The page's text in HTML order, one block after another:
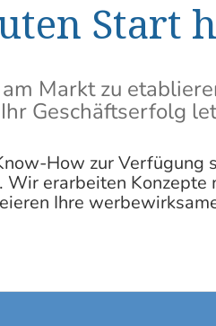
Start
Markt zu
Geschäftserfolg
How zur Verfügung
erarbeiten Konzepte
Ihre